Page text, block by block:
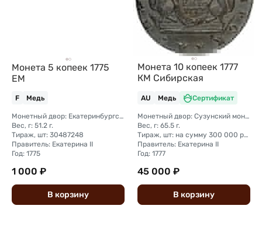
Монета 5 копеек 1775
ЕМ
F Медь
Монетный двор: Екатеринбургский монетный двор
Вес, г: 51.2 г.
Тираж, шт: 30487248
Правитель: Екатерина II
Год: 1775
1 000 ₽
В корзину
Монета 10 копеек 1777
КМ Сибирская
AU Медь Сертификат
Монетный двор: Сузунский монетный двор (Сибирь)
Вес, г: 65.5 г.
Тираж, шт: на сумму 300 000 рублей (сумма 10 копеек + 5 копеек +2 копейки + 1 копейка + денга + полушка)
Правитель: Екатерина II
Год: 1777
45 000 ₽
В корзину